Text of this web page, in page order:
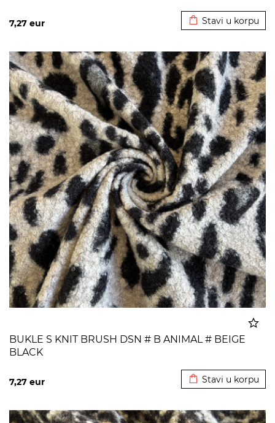
7,27 eur Stavi u korpu
BUKLE S KNIT BRUSH DSN # B ANIMAL # BEIGE
BLACK
7,27 eur Stavi u korpu